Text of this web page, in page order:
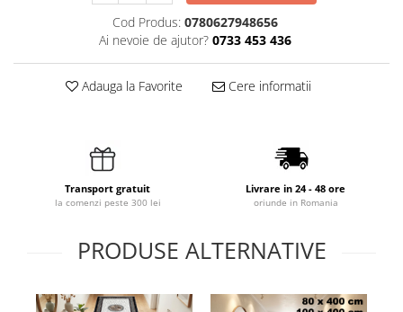
Cod Produs: 0780627948656
Ai nevoie de ajutor? 0733 453 436
Adauga la Favorite Cere informatii
Transport gratuit
la comenzi peste 300 lei
Livrare in 24 - 48 ore
oriunde in Romania
PRODUSE ALTERNATIVE